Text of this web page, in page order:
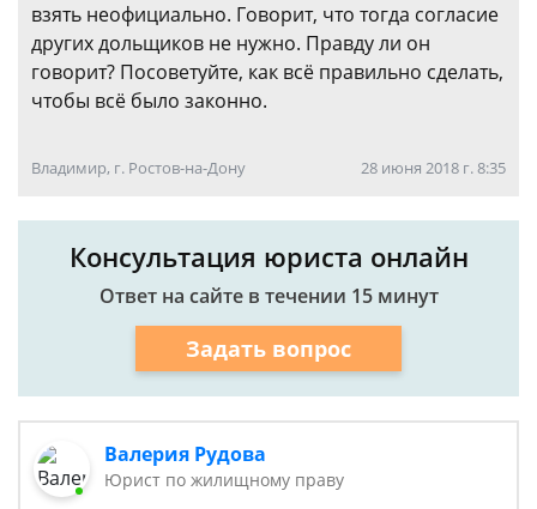
взять неофициально. Говорит, что тогда согласие
других дольщиков не нужно. Правду ли он
говорит? Посоветуйте, как всё правильно сделать,
чтобы всё было законно.
Владимир, г. Ростов-на-Дону 28 июня 2018 г. 8:35
Консультация юриста онлайн
Ответ на сайте в течении 15 минут
Задать вопрос
Валерия Рудова
Юрист по жилищному праву